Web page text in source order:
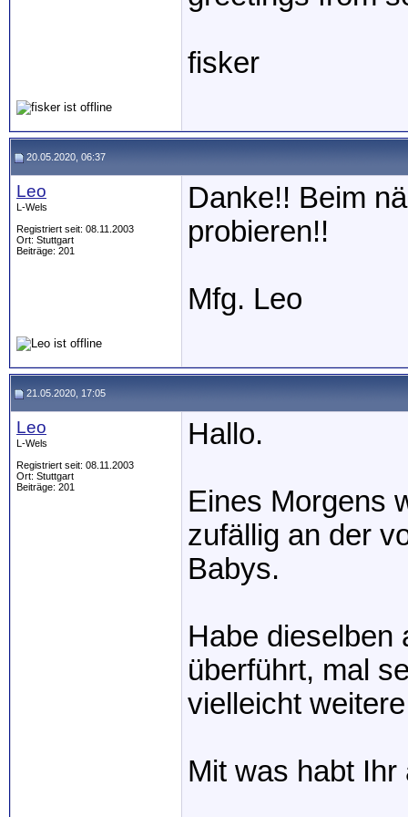
fisker
20.05.2020, 06:37
Leo
L-Wels
Registriert seit: 08.11.2003
Ort: Stuttgart
Beiträge: 201
Danke!! Beim
probieren!!
Mfg. Leo
21.05.2020, 17:05
Leo
L-Wels
Registriert seit: 08.11.2003
Ort: Stuttgart
Beiträge: 201
Hallo.
Eines Morgens
zufällig an der
Babys.
Habe dieselben
überführt, mal
vielleicht
Mit was habt Ihr